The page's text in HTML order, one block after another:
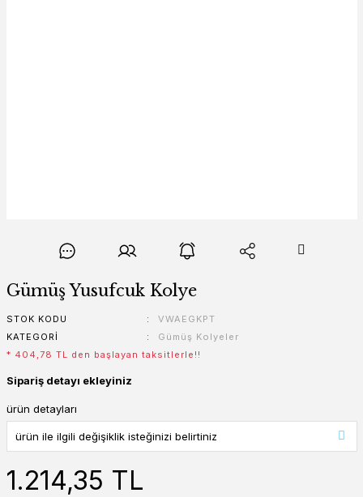
Gümüş Yusufcuk Kolye
STOK KODU
VWAEGKPT
KATEGORI
Gümüş Kolyeler
* 404,78 TL den başlayan taksitlerle!!
Sipariş detayı ekleyiniz
ürün detayları
1.214,35 TL